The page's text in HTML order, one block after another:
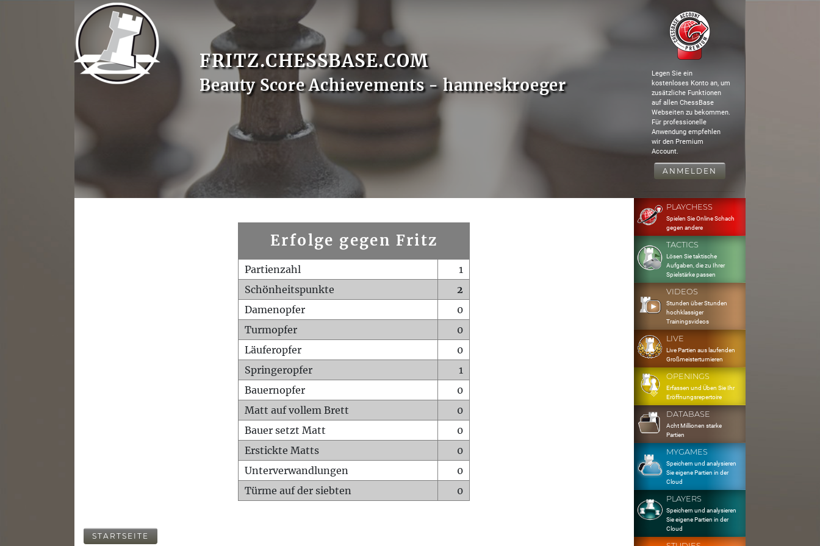
FRITZ.CHESSBASE.COM
Beauty Score Achievements - hanneskroeger
Legen Sie ein
kostenloses Konto an, um
zusätzliche Funktionen
auf allen ChessBase
Webseiten zu bekommen.
Für professionelle
Anwendung empfehlen
wir den Premium
Account.
ANMELDEN
Erfolge gegen Fritz
Partienzahl
1
Schönheitspunkte
2
Damenopfer
0
Turmopfer
0
Läuferopfer
0
Springeropfer
1
Bauernopfer
0
Matt auf vollem Brett
0
Bauer setzt Matt
0
Erstickte Matts
0
Unterverwandlungen
0
Türme auf der siebten
0
STARTSEITE
PLAYCHESS
Spielen Sie Online Schach
gegen andere
TACTICS
Lösen Sie taktische
Aufgaben, die zu Ihrer
Spielstärke passen
VIDEOS
Stunden über Stunden
hochklassiger
Trainingsvideos
LIVE
Live Partien aus laufenden
Großmeisterturnieren
OPENINGS
Erfassen und Üben Sie Ihr
Eröffnungsrepertoire
DATABASE
Acht Millionen starke
Partien
MYGAMES
Speichern und analysieren
Sie eigene Partien in der
Cloud
PLAYERS
Speichern und analysieren
Sie eigene Partien in der
Cloud